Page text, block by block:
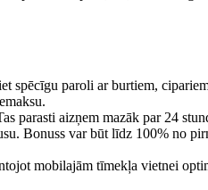
spēcīgu paroli ar burtiem,
parasti aizņem mazāk par 24
Bonuss var būt līdz 100% no
mobilajām tīmekļa vietnei